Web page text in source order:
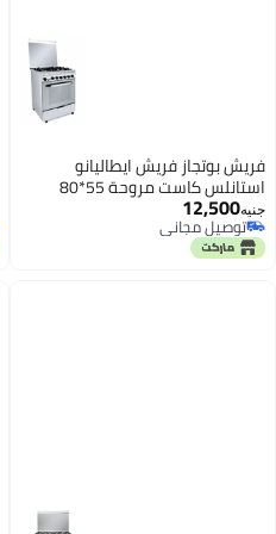
فريش بوتجاز فريش ايطاليانو
استانلس كاست مروحة 55*80
3423
جنيه12,500
توصيل مجاني
توصيل مجاني